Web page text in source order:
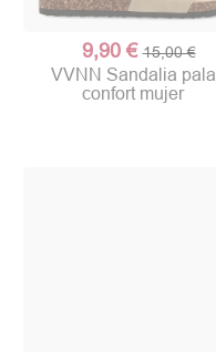
9,90 € 15,00 €
VVNN Sandalia pala
confort mujer